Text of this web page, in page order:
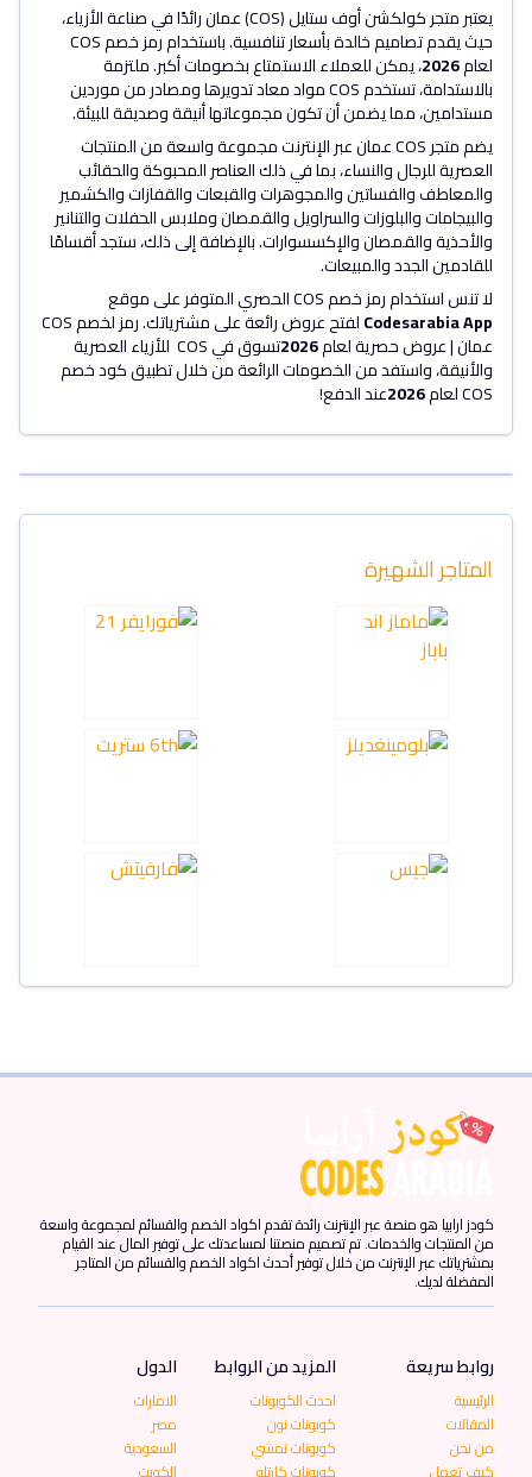
يعتبر متجر كولكشن أوف ستايل (COS) عمان رائدًا في صناعة الأزياء،
حيث يقدم تصاميم خالدة بأسعار تنافسية. باستخدام رمز خصم COS
لعام2026، يمكن للعملاء الاستمتاع بخصومات أكبر. ملتزمة
بالاستدامة، تستخدم COS مواد معاد تدويرها ومصادر من موردين
مستدامين، مما يضمن أن تكون مجموعاتها أنيقة وصديقة للبيئة.
يضم متجر COS عمان عبر الإنترنت مجموعة واسعة من المنتجات
العصرية للرجال والنساء، بما في ذلك العناصر المحبوكة والحقائب
والمعاطف والفساتين والمجوهرات والقبعات والقفازات والكشمير
والبيجامات والبلوزات والسراويل والقمصان وملابس الحفلات والتنانير
والأحذية والقمصان والإكسسوارات. بالإضافة إلى ذلك، ستجد أقسامًا
للقادمين الجدد والمبيعات.
لا تنس استخدام رمز خصم COS الحصري المتوفر على موقع
Codesarabia App لفتح عروض رائعة على مشترياتك. رمز لخصم COS
عمان | عروض حصرية لعام2026 تسوق في COS للأزياء العصرية
والأنيقة، واستفد من الخصومات الرائعة من خلال تطبيق كود خصم
COS لعام 2026عند الدفع!
المتاجر الشهيرة
كودز ارابيا هو منصة عبر الإنترنت رائدة تقدم اكواد الخصم والقسائم لمجموعة واسعة
من المنتجات والخدمات. تم تصميم منصتنا لمساعدتك على توفير المال عند القيام
بمشترياتك عبر الإنترنت من خلال توفير أحدث اكواد الخصم والقسائم من المتاجر
المفضلة لديك.
روابط سريعة
الرئيسية
المقالات
من نحن
كيف تعمل
المزيد من الروابط
احدث الكوبونات
كوبونات نون
كوبونات نمشي
كوبونات كارتلو
الدول
الامارات
مصر
السعودية
الكويت